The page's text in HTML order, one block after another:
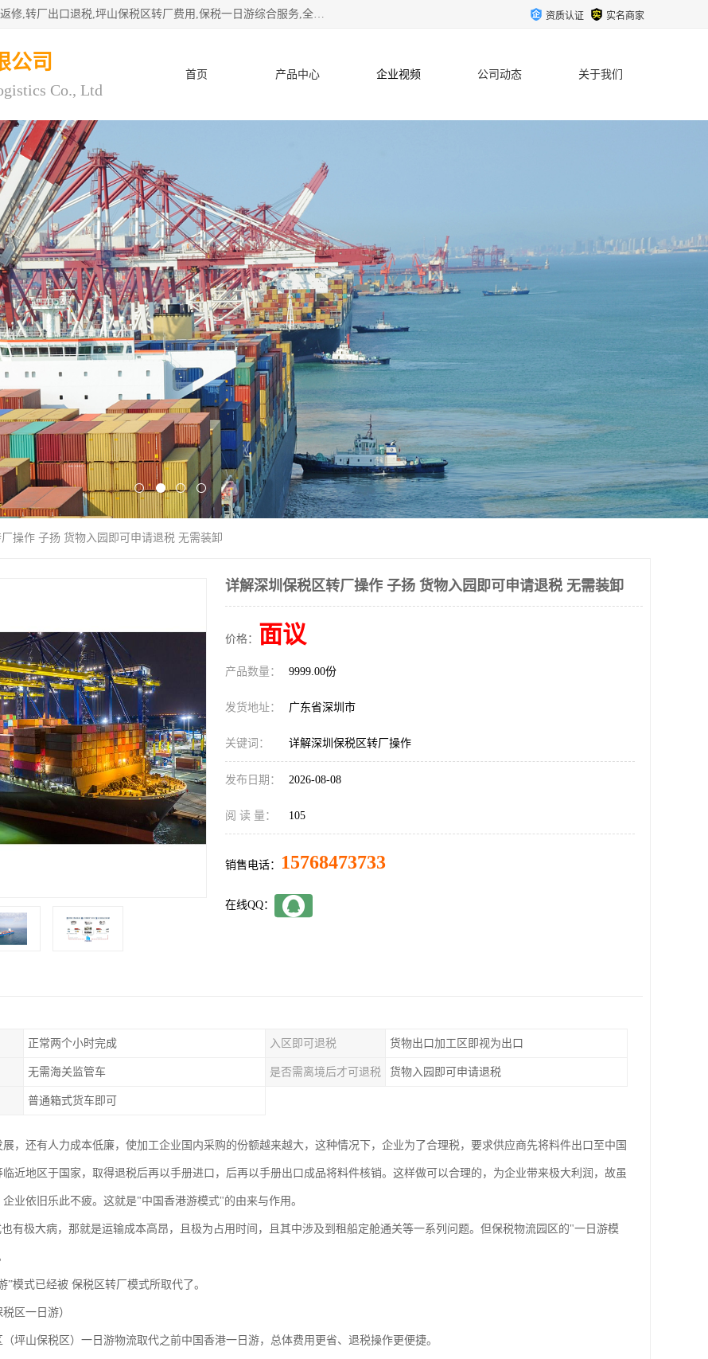
深圳市子扬国际物流有限公司专注深圳保税区转厂,保税区退运返修,转厂出口退税,坪山保税区转厂费用,保税一日游综合服务,全程托管，公司是严格按照“专业化定位、综合化经营、差异化发展”的经营思路建立的现代第三方物流，在通关业务、保税区仓储、退运返修、供应链金融方面具有较强的竞争优势。公司秉承“高效专业、服务客户、创新发展”的经营理念，已发展成为国内外知名企业的战略合作商。 资质认证 实名商家
公司
Co., Ltd
首页 产品中心 企业视频 公司动态 关于我们
操作 子扬 货物入园即可申请退税 无需装卸
详解深圳保税区转厂操作 子扬 货物入园即可申请退税 无需装卸
价格： 面议
产品数量： 9999.00份
发货地址： 广东省深圳市
关键词： 详解深圳保税区转厂操作
发布日期： 2026-08-08
阅 读 量： 105
销售电话： 15768473733
在线QQ：
正常两个小时完成 入区即可退税 货物出口加工区即视为出口
无需海关监管车 是否需离境后才可退税 货物入园即可申请退税
普通箱式货车即可
展，还有人力成本低廉，使加工企业国内采购的份额越来越大，这种情况下，企业为了合理税，要求供应商先将料件出口至中国
近地区于国家，取得退税后再以手册进口，后再以手册出口成品将料件核销。这样做可以合理的，为企业带来极大利润，故虽
业依旧乐此不疲。这就是"中国香港游模式"的由来与作用。
有极大病，那就是运输成本高昂，且极为占用时间，且其中涉及到租船定舱通关等一系列问题。但保税物流园区的"一日游模
”模式已经被 保税区转厂模式所取代了。
区一日游）
坪山保税区）一日游物流取代之前中国香港一日游，总体费用更省、退税操作更便捷。